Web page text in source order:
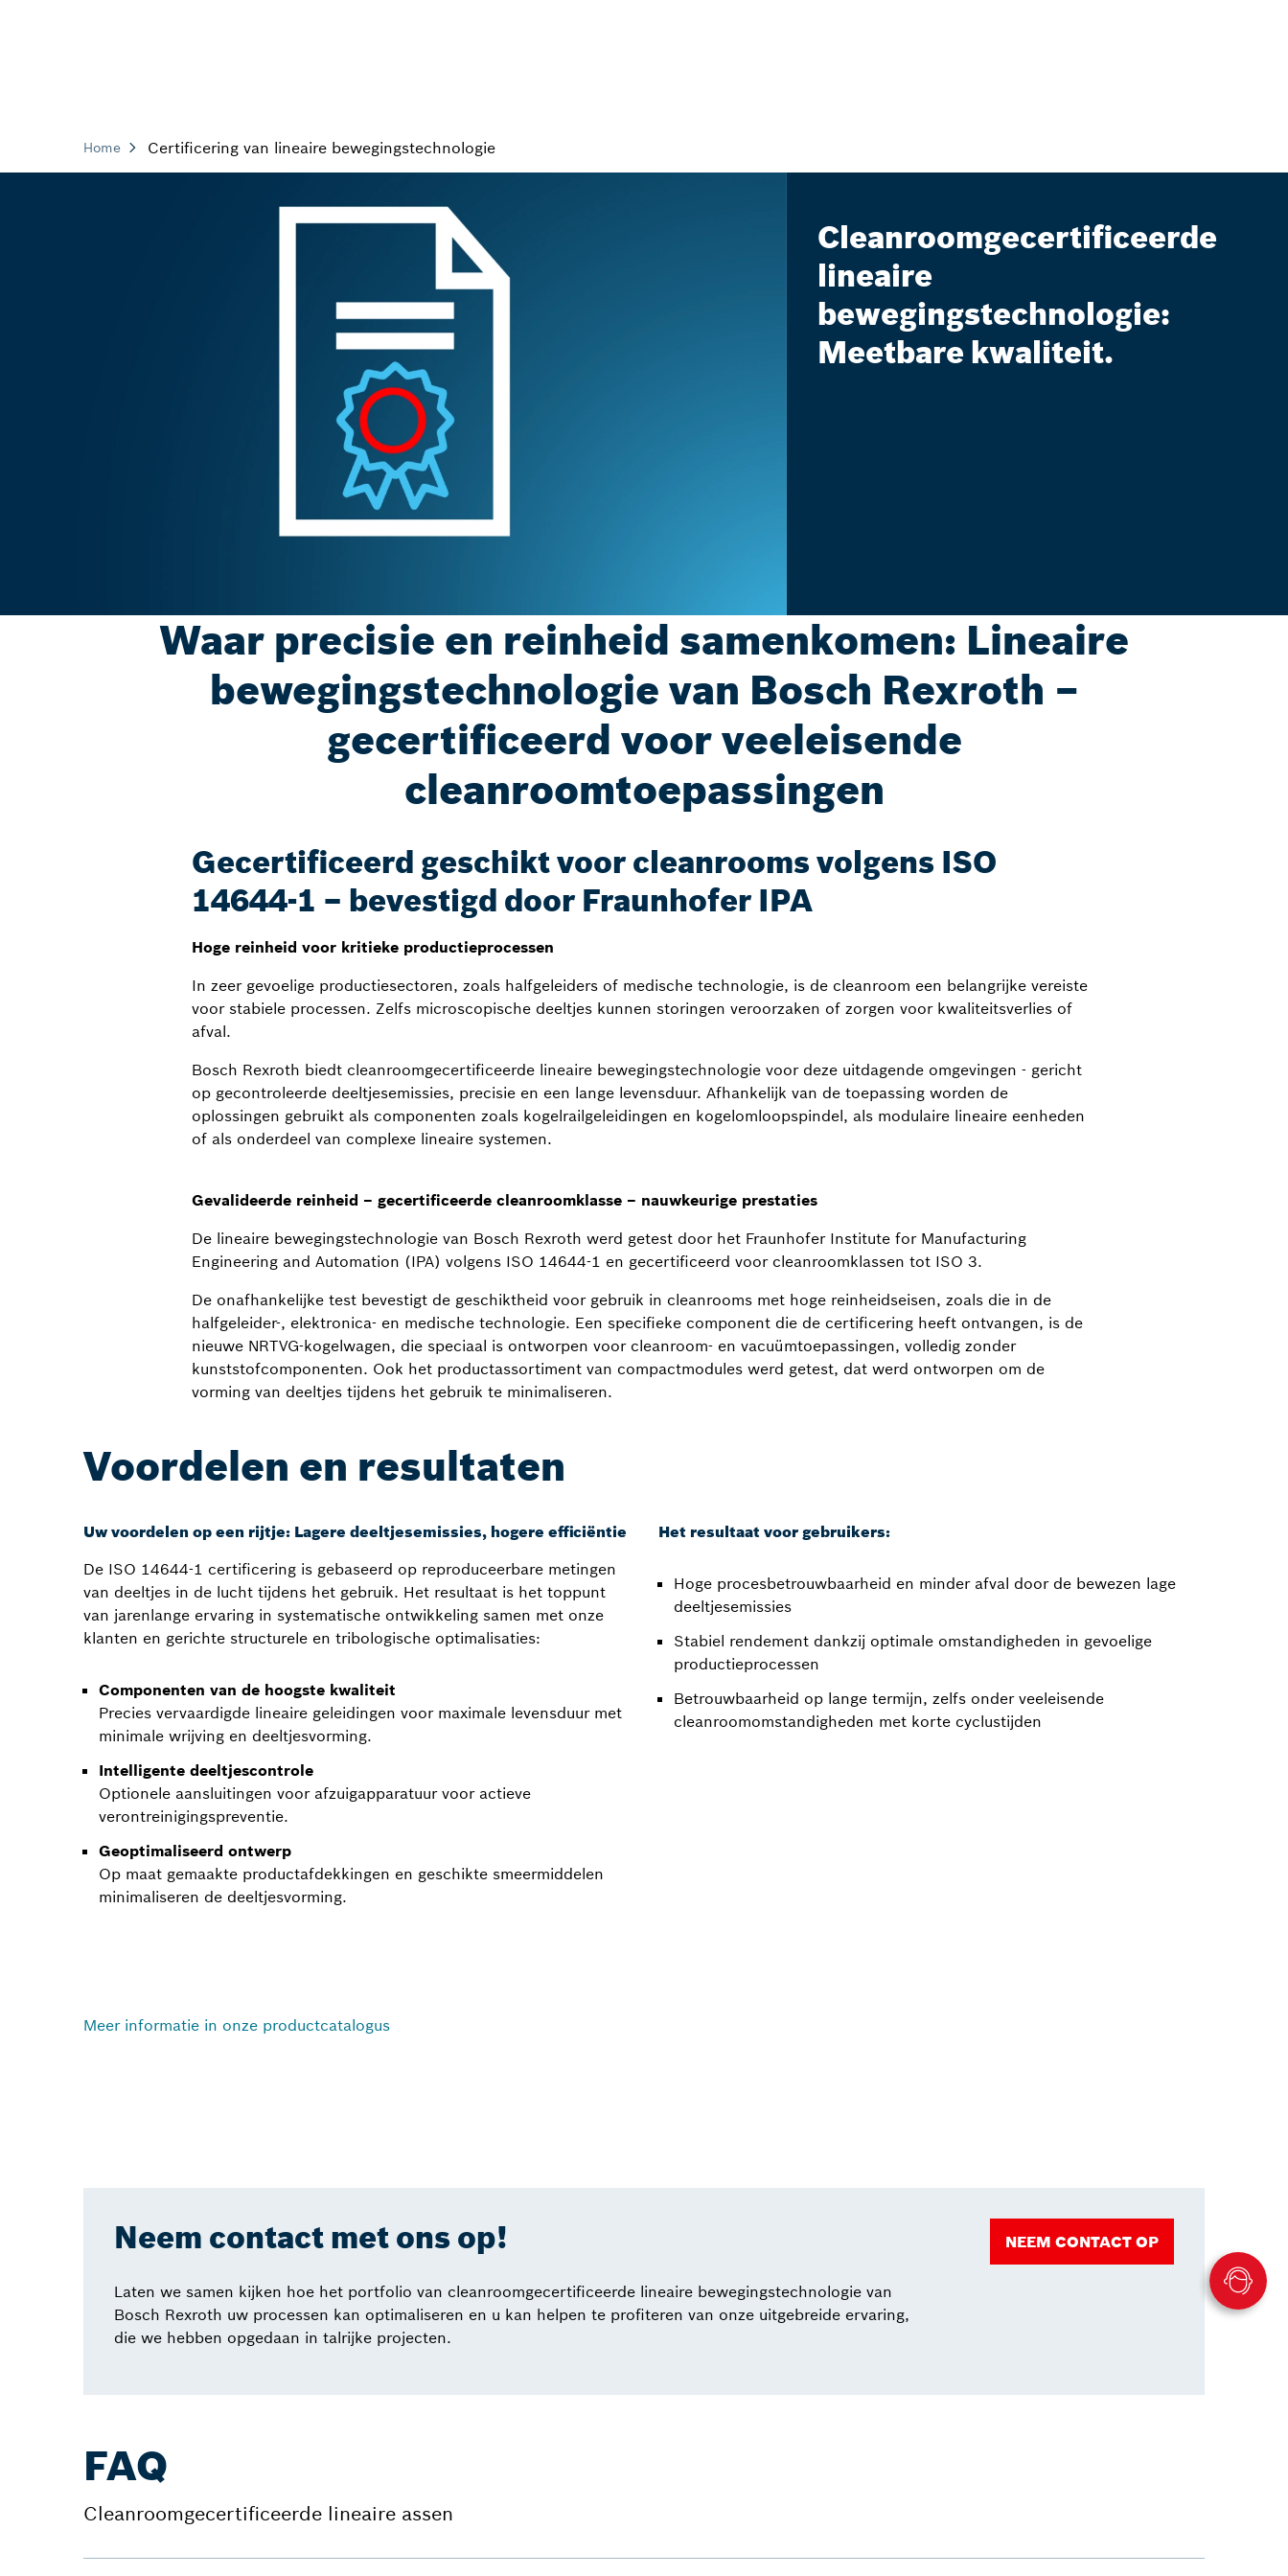
Home Certificering van lineaire bewegingstechnologie
Cleanroomgecertificeerde
lineaire
bewegingstechnologie:
Meetbare kwaliteit.
Waar precisie en reinheid samenkomen: Lineaire
bewegingstechnologie van Bosch Rexroth –
gecertificeerd voor veeleisende
cleanroomtoepassingen
Gecertificeerd geschikt voor cleanrooms volgens ISO
14644-1 – bevestigd door Fraunhofer IPA
Hoge reinheid voor kritieke productieprocessen
In zeer gevoelige productiesectoren, zoals halfgeleiders of medische technologie, is de cleanroom een belangrijke vereiste
voor stabiele processen. Zelfs microscopische deeltjes kunnen storingen veroorzaken of zorgen voor kwaliteitsverlies of
afval.
Bosch Rexroth biedt cleanroomgecertificeerde lineaire bewegingstechnologie voor deze uitdagende omgevingen - gericht
op gecontroleerde deeltjesemissies, precisie en een lange levensduur. Afhankelijk van de toepassing worden de
oplossingen gebruikt als componenten zoals kogelrailgeleidingen en kogelomloopspindel, als modulaire lineaire eenheden
of als onderdeel van complexe lineaire systemen.
Gevalideerde reinheid – gecertificeerde cleanroomklasse – nauwkeurige prestaties
De lineaire bewegingstechnologie van Bosch Rexroth werd getest door het Fraunhofer Institute for Manufacturing
Engineering and Automation (IPA) volgens ISO 14644-1 en gecertificeerd voor cleanroomklassen tot ISO 3.
De onafhankelijke test bevestigt de geschiktheid voor gebruik in cleanrooms met hoge reinheidseisen, zoals die in de
halfgeleider-, elektronica- en medische technologie. Een specifieke component die de certificering heeft ontvangen, is de
nieuwe NRTVG-kogelwagen, die speciaal is ontworpen voor cleanroom- en vacuümtoepassingen, volledig zonder
kunststofcomponenten. Ook het productassortiment van compactmodules werd getest, dat werd ontworpen om de
vorming van deeltjes tijdens het gebruik te minimaliseren.
Voordelen en resultaten
Uw voordelen op een rijtje: Lagere deeltjesemissies, hogere efficiëntie
De ISO 14644-1 certificering is gebaseerd op reproduceerbare metingen
van deeltjes in de lucht tijdens het gebruik. Het resultaat is het toppunt
van jarenlange ervaring in systematische ontwikkeling samen met onze
klanten en gerichte structurele en tribologische optimalisaties:
Componenten van de hoogste kwaliteit
Precies vervaardigde lineaire geleidingen voor maximale levensduur met
minimale wrijving en deeltjesvorming.
Intelligente deeltjescontrole
Optionele aansluitingen voor afzuigapparatuur voor actieve
verontreinigingspreventie.
Geoptimaliseerd ontwerp
Op maat gemaakte productafdekkingen en geschikte smeermiddelen
minimaliseren de deeltjesvorming.
Het resultaat voor gebruikers:
Hoge procesbetrouwbaarheid en minder afval door de bewezen lage
deeltjesemissies
Stabiel rendement dankzij optimale omstandigheden in gevoelige
productieprocessen
Betrouwbaarheid op lange termijn, zelfs onder veeleisende
cleanroomomstandigheden met korte cyclustijden
Meer informatie in onze productcatalogus
Neem contact met ons op!
Laten we samen kijken hoe het portfolio van cleanroomgecertificeerde lineaire bewegingstechnologie van
Bosch Rexroth uw processen kan optimaliseren en u kan helpen te profiteren van onze uitgebreide ervaring,
die we hebben opgedaan in talrijke projecten.
NEEM CONTACT OP
FAQ
Cleanroomgecertificeerde lineaire assen